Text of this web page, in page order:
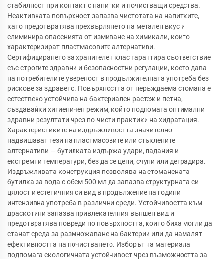
стабилност при контакт с напитки и почистващи средства.
Неактивната повърхност запазва чистотата на напитките,
като предотвратява прехвърлянето на метален вкус и
елиминира опасенията от измиване на химикали, които
характеризират пластмасовите алтернативи.
Сертифицирането за хранителен клас гарантира съответствие
със строгите здравни и безопасностни регулации, което дава
на потребителите увереност в продължителната употреба без
рискове за здравето. Повърхността от неръждаема стомана е
естествено устойчива на бактериален растеж и петна,
създавайки хигиеничен режим, който подпомага оптимални
здравни резултати чрез по-чисти практики на хидратация.
Характеристиките на издръжливостта значително
надвишават тези на пластмасовите или стъклените
алтернативи — бутилката издържа удари, падания и
екстремни температури, без да се цепи, счупи или деградира.
Издръжливата конструкция позволява на стоманената
бутилка за вода с обем 500 мл да запазва структурната си
цялост и естетичния си вид в продължение на години
интензивна употреба в различни среди. Устойчивостта към
драскотини запазва привлекателния външен вид и
предотвратява повреди по повърхността, които биха могли да
станат среда за размножаване на бактерии или да намалят
ефективността на почистването. Изборът на материала
подпомага екологичната устойчивост чрез възможността за